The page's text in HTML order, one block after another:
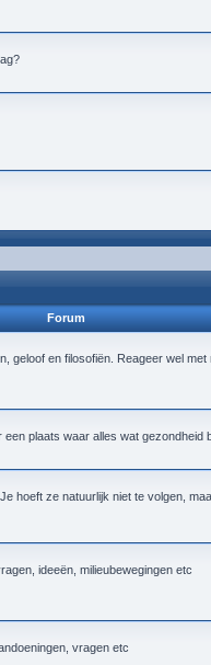
Forum
geloof en filosofiën. Reageer wel
plaats waar alles wat gezondheid
hoeft ze natuurlijk niet te volgen,
ideeën, milieubewegingen etc
vragen etc